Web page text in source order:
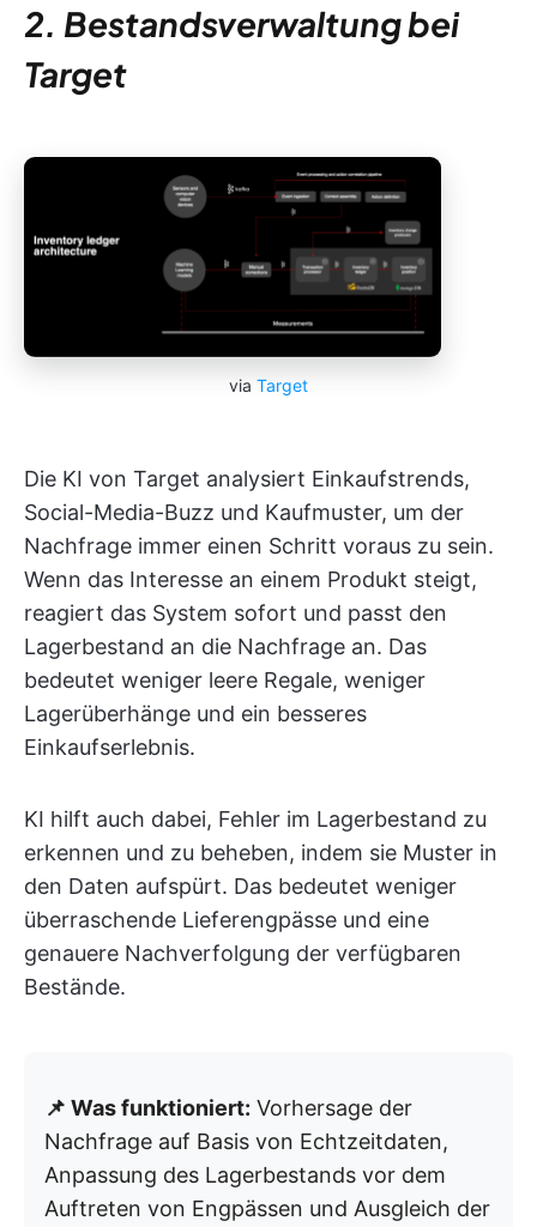
2. Bestandsverwaltung bei
Target
via Target
Die KI von Target analysiert Einkaufstrends,
Social-Media-Buzz und Kaufmuster, um der
Nachfrage immer einen Schritt voraus zu sein.
Wenn das Interesse an einem Produkt steigt,
reagiert das System sofort und passt den
Lagerbestand an die Nachfrage an. Das
bedeutet weniger leere Regale, weniger
Lagerüberhänge und ein besseres
Einkaufserlebnis.
KI hilft auch dabei, Fehler im Lagerbestand zu
erkennen und zu beheben, indem sie Muster in
den Daten aufspürt. Das bedeutet weniger
überraschende Lieferengpässe und eine
genauere Nachverfolgung der verfügbaren
Bestände.
📌 Was funktioniert: Vorhersage der
Nachfrage auf Basis von Echtzeitdaten,
Anpassung des Lagerbestands vor dem
Auftreten von Engpässen und Ausgleich der